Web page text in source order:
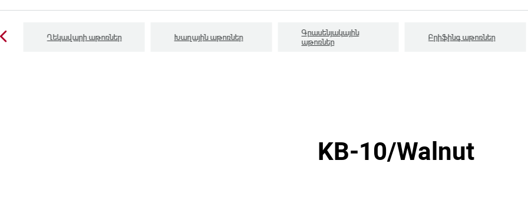
Ղեկավարի աթոռներ Խաղային աթոռներ
Գրասենյակային
աթոռներ
Բրիֆինգ աթոռներ
KB-10/Walnut